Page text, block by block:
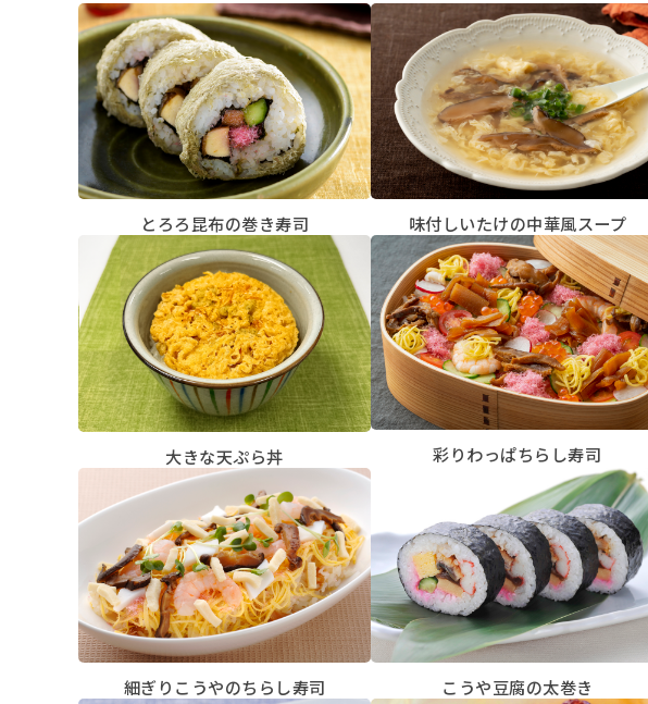
とろろ昆布の巻き寿司 味付しいたけの中華風スープ
大きな天ぷら丼 彩りわっぱちらし寿司
細ぎりこうやのちらし寿司 こうや豆腐の太巻き